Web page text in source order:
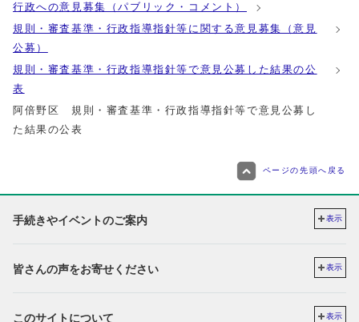
行政への意見募集（パブリック・コメント）
規則・審査基準・行政指導指針等に関する意見募集（意見
公募）
規則・審査基準・行政指導指針等で意見公募した結果の公
表
阿倍野区 規則・審査基準・行政指導指針等で意見公募し
た結果の公表
ページの先頭へ戻る
手続きやイベントのご案内 表示
皆さんの声をお寄せください 表示
このサイトについて 表示